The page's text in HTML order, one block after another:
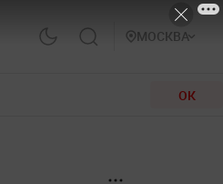
МОСКВА
ОК